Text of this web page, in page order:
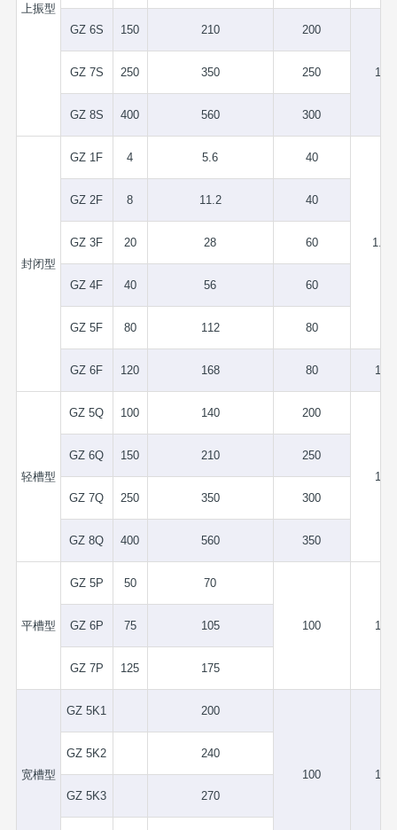
上振型
GZ 6S 150 210 200
1.5
GZ 7S 250 350 250
GZ 8S 400 560 300
封闭型
GZ 1F 4 5.6 40
1.75
GZ 2F 8 11.2 40
GZ 3F 20 28 60
GZ 4F 40 56 60
GZ 5F 80 112 80
GZ 6F 120 168 80 1.5
轻槽型
GZ 5Q 100 140 200
1.5
GZ 6Q 150 210 250
GZ 7Q 250 350 300
GZ 8Q 400 560 350
平槽型
GZ 5P 50 70
100 1.5
GZ 6P 75 105
GZ 7P 125 175
宽槽型
GZ 5K1 200
100 1.5
GZ 5K2 240
GZ 5K3 270